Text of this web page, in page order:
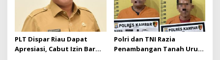
PLT Dispar Riau Dapat
Apresiasi, Cabut Izin Bar
Polri dan TNI Razia
Penambangan Tanah Urug,